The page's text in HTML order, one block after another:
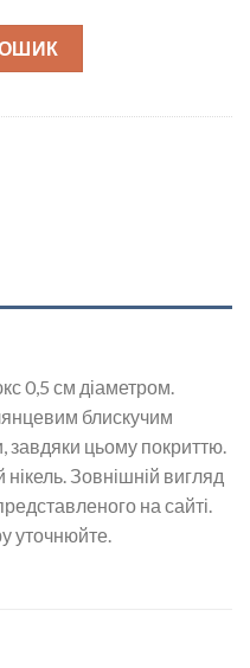
0,5 см діаметром.
блискучим
завдяки цьому покриттю.
нікель. Зовнішній вигляд
на сайті.
уточнюйте.